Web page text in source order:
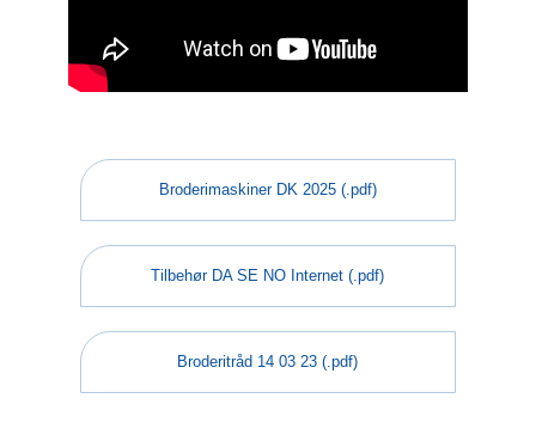
Broderimaskiner DK 2025 (.pdf)
Tilbehør DA SE NO Internet (.pdf)
Broderitråd 14 03 23 (.pdf)